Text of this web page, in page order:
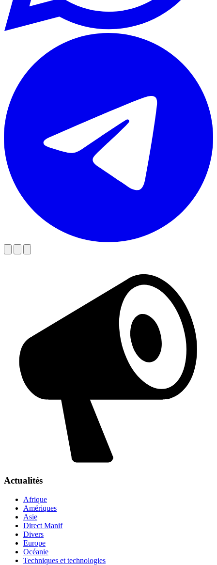
Actualités
Afrique
Amériques
Asie
Direct Manif
Divers
Europe
Océanie
Techniques et technologies